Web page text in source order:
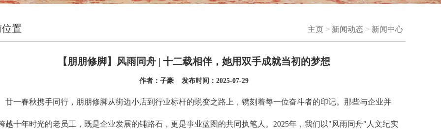
位置 主页 > 新闻动态 > 新闻中心
【朋朋修脚】风雨同舟 | 十二载相伴，她用双手成就当初的梦想
作者：子豪 发布时间：2025-07-29
廿一春秋携手同行，朋朋修脚从街边小店到行业标杆的蜕变之路上，镌刻着每一位奋斗者的印记。那些与企业并
越十年时光的老员工，既是企业发展的铺路石，更是事业蓝图的共同执笔人。2025年，我们以"风雨同舟"人文纪实